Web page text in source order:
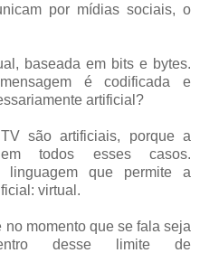
por mídias sociais, o
baseada em bits e bytes.
é codificada e
artificial?
são artificiais, porque a
todos esses casos.
que permite a
virtual.
momento que se fala seja
desse limite de